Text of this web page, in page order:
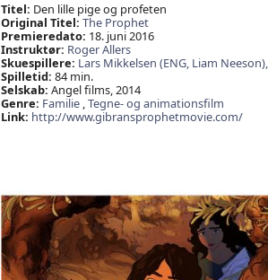
Titel: Den lille pige og profeten
Original Titel: The Prophet
Premieredato: 18. juni 2016
Instruktør: Roger Allers
Skuespillere: Lars Mikkelsen (ENG, Liam
Spilletid: 84 min.
Selskab: Angel films, 2014
Genre: Familie,Tegne- og animationsfilm
Link: http://www.gibransprophetmovie.com/